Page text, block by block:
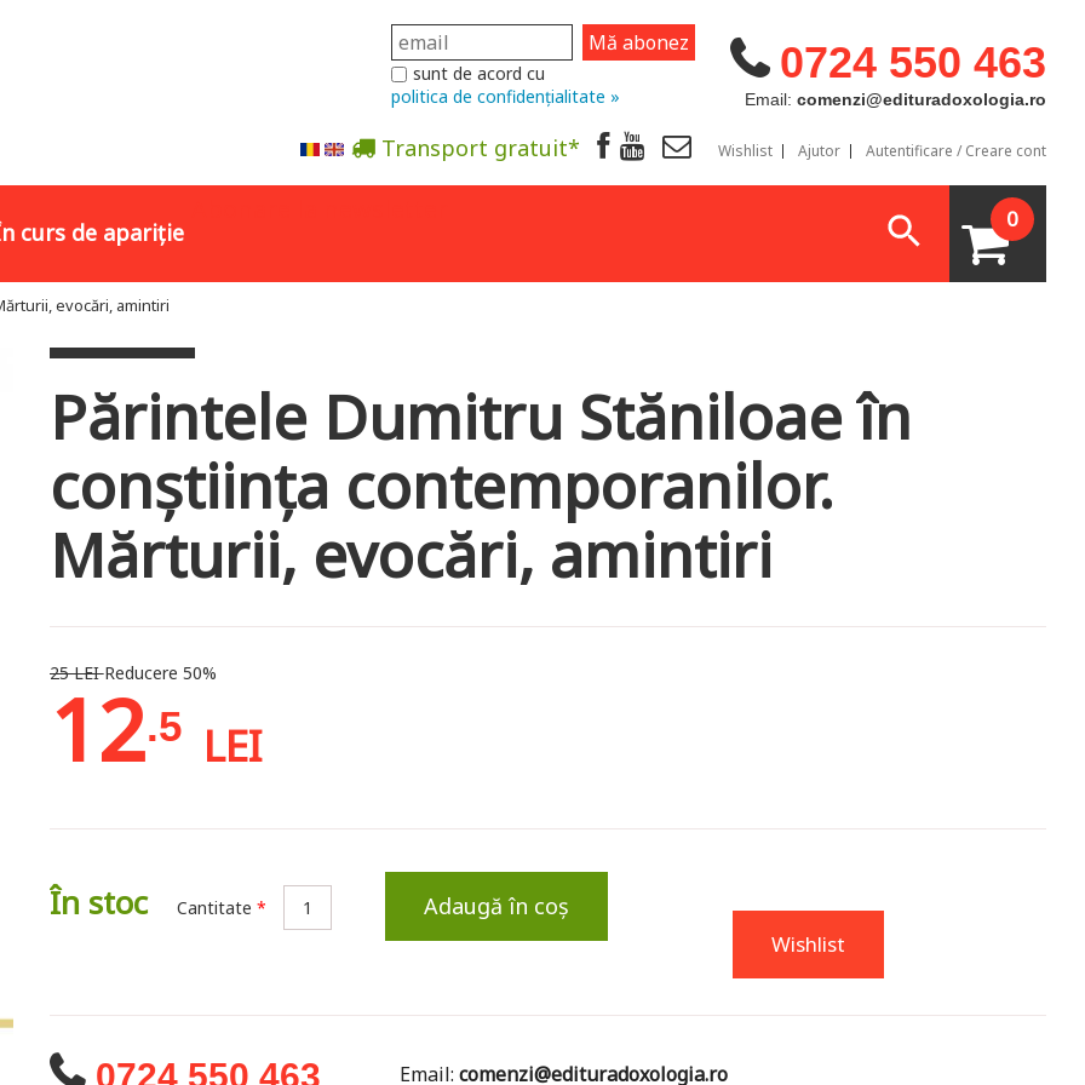
0724 550 463
Email: comenzi@edituradoxologia.ro
sunt de acord cu
politica de confidențialitate »
Transport gratuit* Wishlist Ajutor Autentificare / Creare cont
curs de apariție 0
evocări, amintiri
Părintele Dumitru Stăniloae în
conștiința contemporanilor.
Mărturii, evocări, amintiri
25 LEIReducere 50%
12.5 LEI
În stoc Cantitate * Adaugă în coș
Wishlist
0724 550 463 Email:comenzi@edituradoxologia.ro